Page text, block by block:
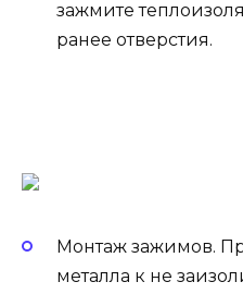
зажмите
ранее отверстия.
Монтаж зажимов.
металла к не